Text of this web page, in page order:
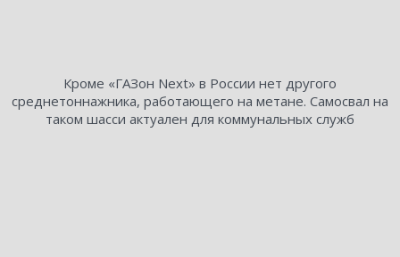
Кроме «ГАЗон Next» в России нет другого
среднетоннажника, работающего на метане. Самосвал на
таком шасси актуален для коммунальных служб